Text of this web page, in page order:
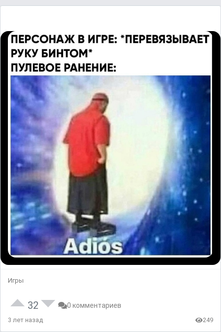
Игры
32 0 комментариев
3 лет назад 249